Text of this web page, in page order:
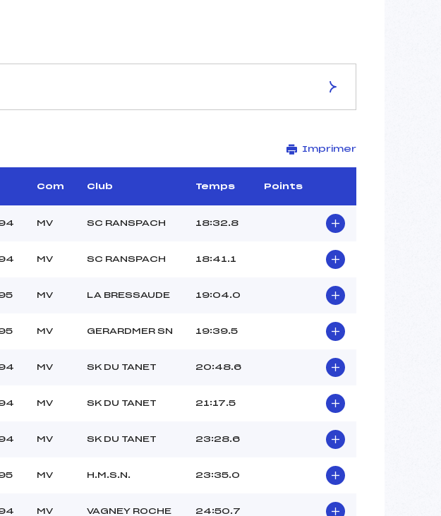
PISTE DES BIOQUES1
Distance :
5 km
Point Haut :
131 m
41 m
Imprimer
Com Club Temps Points
MV SC RANSPACH 18:32.8
MV SC RANSPACH 18:41.1
MV LA BRESSAUDE 19:04.0
MV GERARDMER SN 19:39.5
MV SK DU TANET 20:48.6
MV SK DU TANET 21:17.5
MV SK DU TANET 23:28.6
MV H.M.S.N. 23:35.0
MV VAGNEY ROCHE 24:50.7